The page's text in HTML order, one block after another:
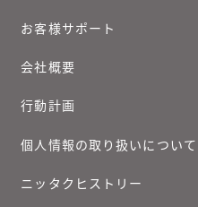
お客様サポート
会社概要
行動計画
個人情報の取り扱いについて
ニッタクヒストリー